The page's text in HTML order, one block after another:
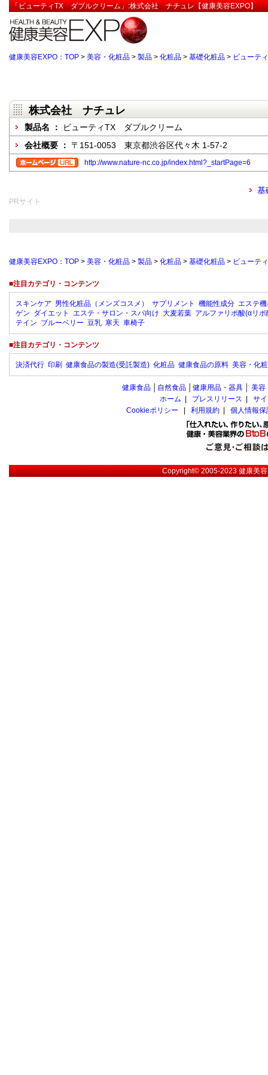
「ビューティTX ダブルクリーム」:株式会社 ナチュレ【健康美容EXPO】
健康美容EXPO：TOP > 美容・化粧品 > 製品 > 化粧品 > 基礎化粧品 > ビューテ
株式会社 ナチュレ
製品名 ：
ビューティTX ダブルクリーム
会社概要 ： 〒151-0053 東京都渋谷区代々木 1-57-2
http://www.nature-nc.co.jp/index.html?_startPage=6
基
PRサイト
健康美容EXPO：TOP > 美容・化粧品 > 製品 > 化粧品 > 基礎化粧品 > ビューテ
■注目カテゴリ・コンテンツ
スキンケア 男性化粧品（メンズコスメ） サプリメント 機能性成分 エステ
ゲン ダイエット エステ・サロン・スパ向け 大麦若葉 アルファリポ酸(αリポ
テイン ブルーベリー 豆乳 寒天 車椅子
■注目カテゴリ・コンテンツ
決済代行 印刷 健康食品の製造(受託製造) 化粧品 健康食品の原料 美容・化
健康食品 自然食品 健康用品・器具 美容
ホーム
プレスリリース
サ
Cookieポリシー
利用規約 個人情報
Copyright© 2005-2023健康美